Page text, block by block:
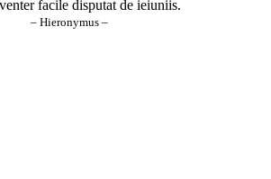
facile disputat de ieiuniis.
– Hieronymus –